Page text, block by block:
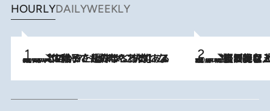
HOURLYDAILYWEEKLY
2026.8.5
【阿川佐和子さんの年とる力】なぜ70代で始めた趣味は“こんなに楽しい”のか？ ピアノ、俳句…スランプに陥っても続けられる“ある秘訣”とは 2026.8.5
【なぜ吉沢亮は「気配を消せる」のか？】興行収入208億の『国宝』を経て挑むミュージカル『ディア・エヴァン・ハンセン』。トップ俳優が舞台上でさらけ出した“孤独”とは